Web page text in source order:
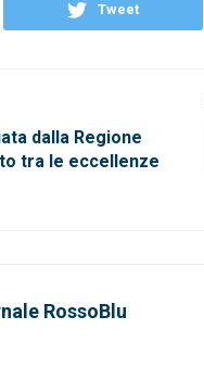
Tweet
dalla Regione
tra le eccellenze
RossoBlu